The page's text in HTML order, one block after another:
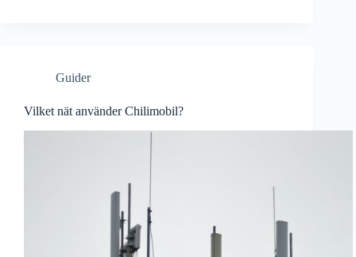
Guider
Vilket nät använder Chilimobil?